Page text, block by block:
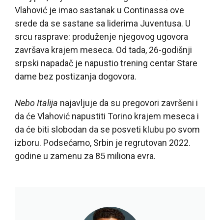
Vlahović je imao sastanak u Continassa ove
srede da se sastane sa liderima Juventusa. U
srcu rasprave: produženje njegovog ugovora
završava krajem meseca. Od tada, 26-godišnji
srpski napadač je napustio trening centar Stare
dame bez postizanja dogovora.
Nebo Italija najavljuje da su pregovori završeni i
da će Vlahović napustiti Torino krajem meseca i
da će biti slobodan da se posveti klubu po svom
izboru. Podsećamo, Srbin je regrutovan 2022.
godine u zamenu za 85 miliona evra.